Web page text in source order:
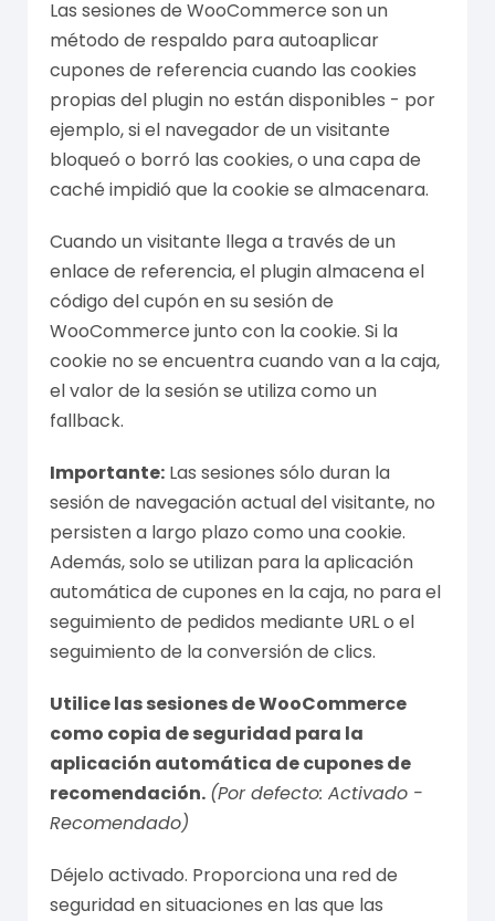
Las sesiones de WooCommerce son un
método de respaldo para autoaplicar
cupones de referencia cuando las cookies
propias del plugin no están disponibles - por
ejemplo, si el navegador de un visitante
bloqueó o borró las cookies, o una capa de
caché impidió que la cookie se almacenara.
Cuando un visitante llega a través de un
enlace de referencia, el plugin almacena el
código del cupón en su sesión de
WooCommerce junto con la cookie. Si la
cookie no se encuentra cuando van a la caja,
el valor de la sesión se utiliza como un
fallback.
Importante: Las sesiones sólo duran la
sesión de navegación actual del visitante, no
persisten a largo plazo como una cookie.
Además, solo se utilizan para la aplicación
automática de cupones en la caja, no para el
seguimiento de pedidos mediante URL o el
seguimiento de la conversión de clics.
Utilice las sesiones de WooCommerce
como copia de seguridad para la
aplicación automática de cupones de
recomendación. (Por defecto: Activado -
Recomendado)
Déjelo activado. Proporciona una red de
seguridad en situaciones en las que las